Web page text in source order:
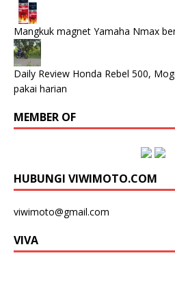
Mangkuk magnet Yamaha Nmax
Daily Review Honda Rebel 500,
pakai harian
MEMBER OF
HUBUNGI VIWIMOTO.COM
viwimoto@gmail.com
VIVA